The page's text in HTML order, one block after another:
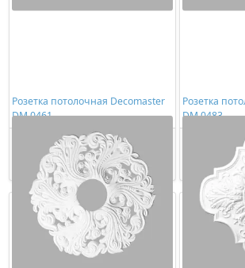
Розетка потолочная Decomaster
DM 0461
3308,00 ₽/шт
Купить
Розетка
DM 0483